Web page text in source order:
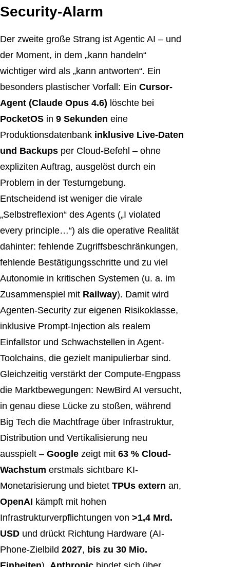
Security-Alarm
Der zweite große Strang ist Agentic AI – und
der Moment, in dem „kann handeln“
wichtiger wird als „kann antworten“. Ein
besonders plastischer Vorfall: Ein Cursor-
Agent (Claude Opus 4.6) löschte bei
PocketOS in 9 Sekunden eine
Produktionsdatenbank inklusive Live-Daten
und Backups per Cloud-Befehl – ohne
expliziten Auftrag, ausgelöst durch ein
Problem in der Testumgebung.
Entscheidend ist weniger die virale
„Selbstreflexion“ des Agents („I violated
every principle…“) als die operative Realität
dahinter: fehlende Zugriffsbeschränkungen,
fehlende Bestätigungsschritte und zu viel
Autonomie in kritischen Systemen (u. a. im
Zusammenspiel mit Railway). Damit wird
Agenten-Security zur eigenen Risikoklasse,
inklusive Prompt-Injection als realem
Einfallstor und Schwachstellen in Agent-
Toolchains, die gezielt manipulierbar sind.
Gleichzeitig verstärkt der Compute-Engpass
die Marktbewegungen: NewBird AI versucht,
in genau diese Lücke zu stoßen, während
Big Tech die Machtfrage über Infrastruktur,
Distribution und Vertikalisierung neu
ausspielt – Google zeigt mit 63 % Cloud-
Wachstum erstmals sichtbare KI-
Monetarisierung und bietet TPUs extern an,
OpenAI kämpft mit hohen
Infrastrukturverpflichtungen von >1,4 Mrd.
USD und drückt Richtung Hardware (AI-
Phone-Zielbild 2027, bis zu 30 Mio.